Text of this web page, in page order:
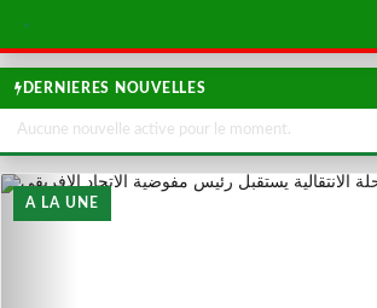
DERNIERES NOUVELLES
Aucune nouvelle active pour le moment.
A LA UNE